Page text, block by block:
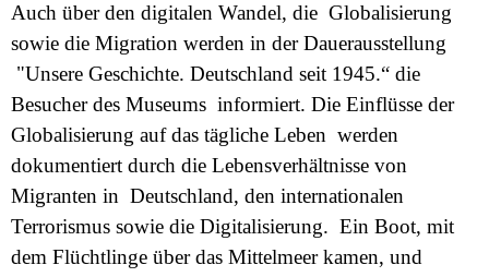
Auch über den digitalen Wandel, die Globalisierung
sowie die Migration werden in der Dauerausstellung
"Unsere Geschichte. Deutschland seit 1945.“ die
Besucher des Museums informiert. Die Einflüsse der
Globalisierung auf das tägliche Leben werden
dokumentiert durch die Lebensverhältnisse von
Migranten in Deutschland, den internationalen
Terrorismus sowie die Digitalisierung. Ein Boot, mit
dem Flüchtlinge über das Mittelmeer kamen, und